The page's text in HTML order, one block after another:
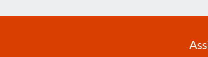
Post